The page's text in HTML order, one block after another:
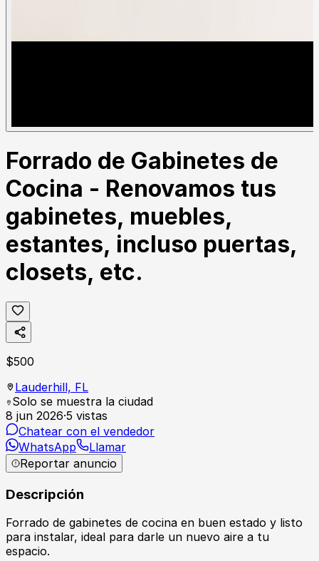
Forrado de Gabinetes de
Cocina - Renovamos tus
gabinetes, muebles,
estantes, incluso puertas,
closets, etc.
$500
Lauderhill, FL
Solo se muestra la ciudad
8 jun 2026·5 vistas
Chatear con el vendedor
WhatsApp
Llamar
Reportar anuncio
Descripción
Forrado de gabinetes de cocina en buen estado y listo
para instalar, ideal para darle un nuevo aire a tu
espacio.